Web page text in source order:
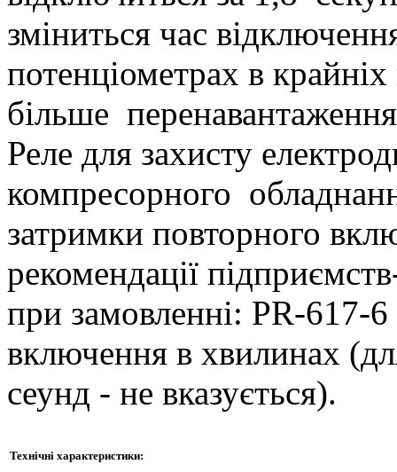
зміниться час
потенціометрах в
більше
Реле для захисту
компресорного
затримки повторного
рекомендації
при замовленні: PR-617-
включення в хвилинах
сеунд - не вказується).
Технічні характеристики: